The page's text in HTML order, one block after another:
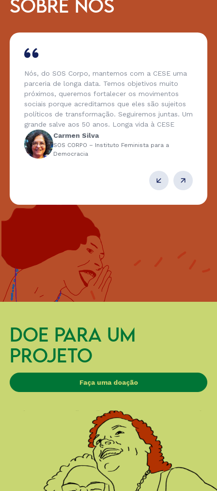
SOBRE NÓS
Nós, do SOS Corpo, mantemos com a CESE uma
parceria de longa data. Temos objetivos muito
próximos, queremos fortalecer os movimentos
sociais porque acreditamos que eles são sujeitos
políticos de transformação. Seguiremos juntas. Um
grande salve aos 50 anos. Longa vida à CESE
Carmen Silva
SOS CORPO – Instituto Feminista para a
Democracia
DOE PARA UM
PROJETO
Faça uma doação